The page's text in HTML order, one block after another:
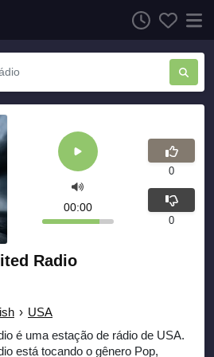
Radio
› USA
é uma estação de rádio de USA.
está tocando o gênero Pop,
00:00
0
0